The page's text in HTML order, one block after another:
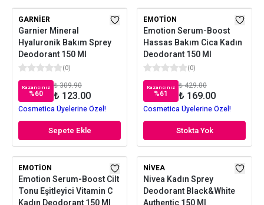
GARNIER
Garnier Mineral
Hyaluronik Bakım Sprey
Deodorant 150 Ml
(0)
Kazancınız
%60
₺ 309.90
₺ 123.00
Cosmetica Üyelerine Özel!
Sepete Ekle
EMOTION
Emotion Serum-Boost
Hassas Bakım Cica Kadın
Deodorant 150 Ml
(0)
Kazancınız
%61
₺ 429.00
₺ 169.00
Cosmetica Üyelerine Özel!
Stokta Yok
EMOTION
Emotion Serum-Boost Cilt
Tonu Eşitleyici Vitamin C
NIVEA
Nivea Kadın Sprey
Deodorant Black&White